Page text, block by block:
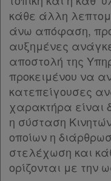
Ψάχνω
και
δε
βρίσκω
Άρθρο 17
Παρ.1
Παρ.2
Παρ.3
Παρ.4
Παρ.5
Παρ.6
Παρ.7
Παρ.8
Παρ.9
Παρ.10
Παρ.11
κάθε άλλη
άνω απόφαση,
αυξημένες
αποστολή της
προκειμένου να
κατεπείγουσες
χαρακτήρα είναι
η σύσταση
οποίων η
στελέχωση και
ορίζονται με